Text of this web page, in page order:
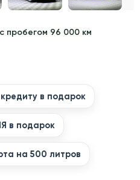
с пробегом 96 000 км
в подарок
в подарок
на 500 литров